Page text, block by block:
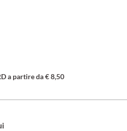
a partire da € 8,50